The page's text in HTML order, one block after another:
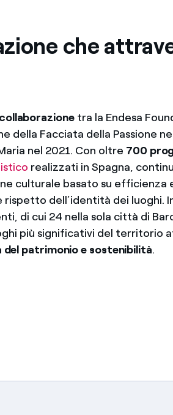
che
tra la Endesa
della Facciata della Passione
nel 2021. Con oltre 700
realizzati in Spagna,
culturale basato su efficienza
dell’identità dei luoghi.
di cui 24 nella sola città di
più significativi del territorio
patrimonio e sostenibilità.